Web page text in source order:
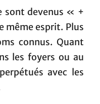
sont devenus « +
même esprit. Plus
connus. Quant
les foyers ou au
avec les